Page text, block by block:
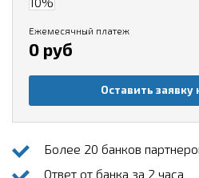
Ежемесячный платеж
0 руб
Оставить заявку
Более 20 банков
Ответ от банка за 2 часа